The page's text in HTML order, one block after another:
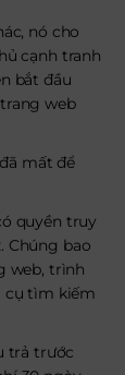
nó cho
cạnh tranh
bắt đầu
web
mất để
quyền truy
Chúng bao
web, trình
cụ tìm kiếm
trả trước